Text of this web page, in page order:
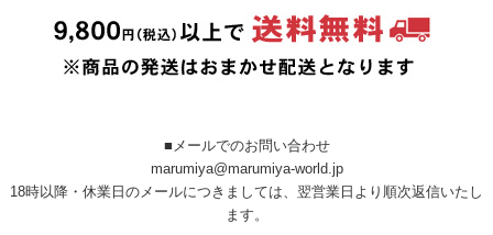
■メールでのお問い合わせ
marumiya@marumiya-world.jp
18時以降・休業日のメールにつきましては、翌営業日より順次返信いたし
ます。